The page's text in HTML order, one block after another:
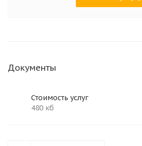
Документы
Стоимость услуг
480 кб